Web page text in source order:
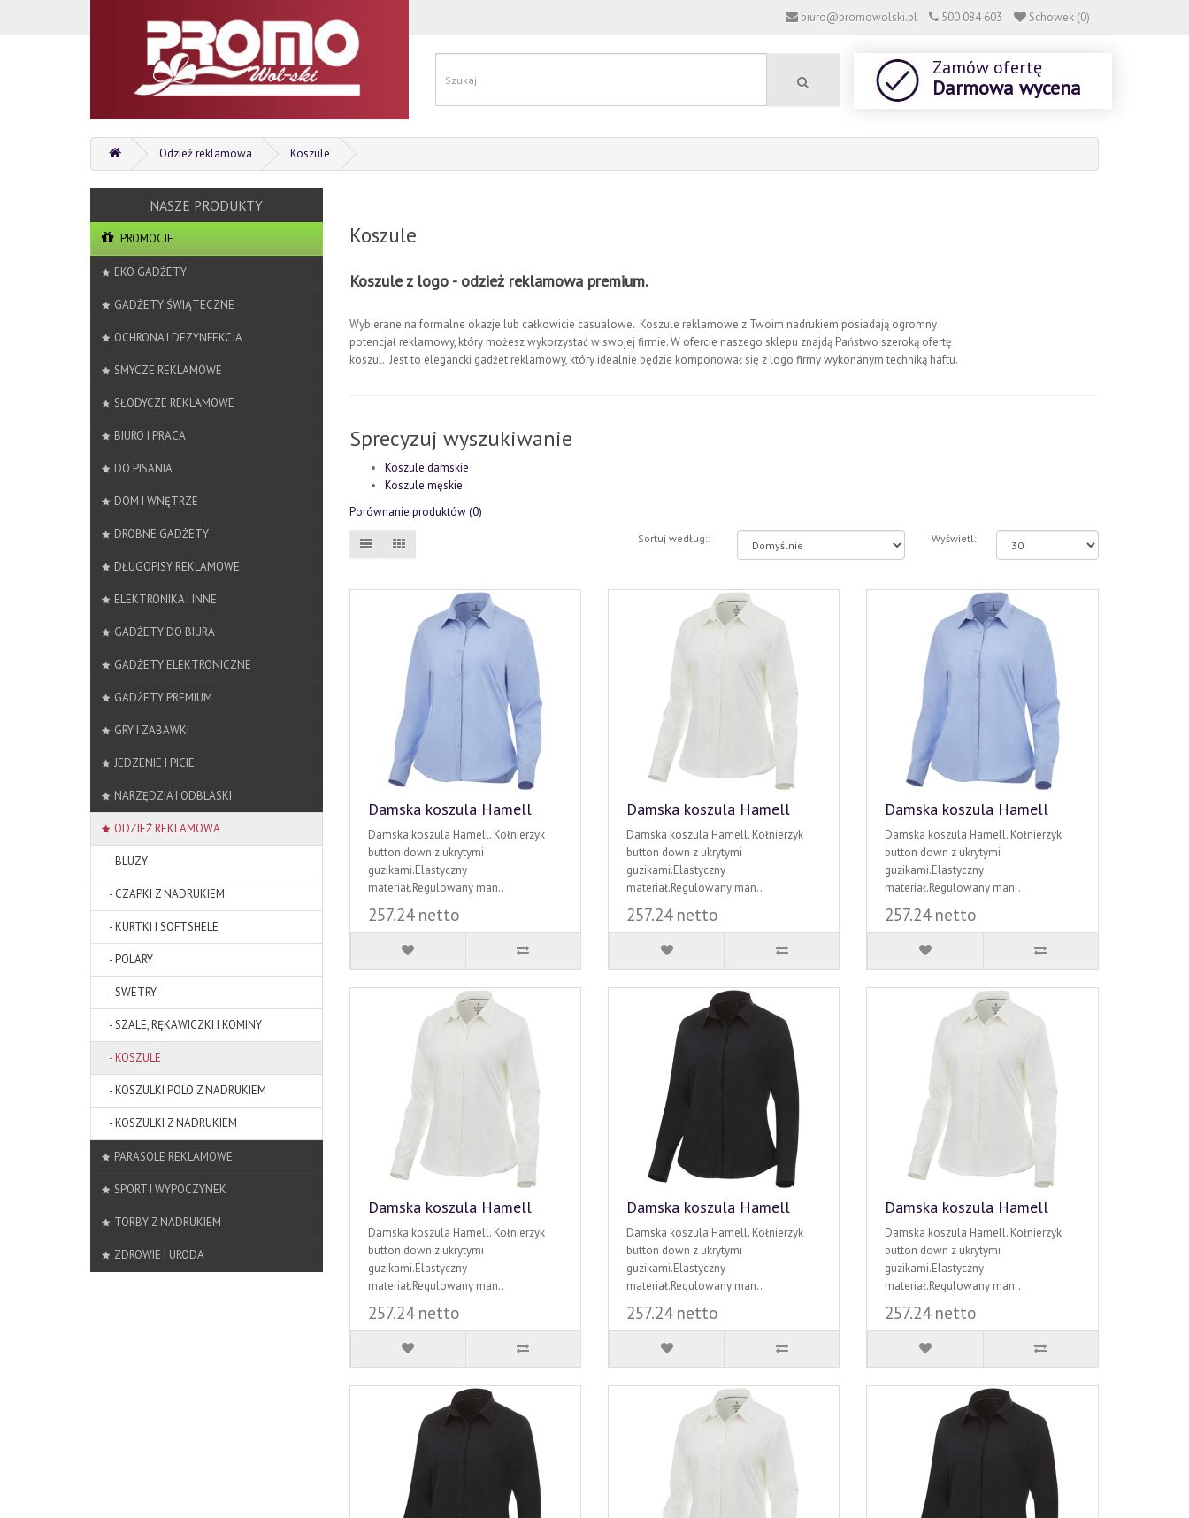
biuro@promowolski.pl 500 084 603 Schowek (0)
Zamów ofertę
Darmowa wycena
Odzież reklamowa Koszule
PROMOCJE
EKO GADŻETY
GADŻETY ŚWIĄTECZNE
OCHRONA I DEZYNFEKCJA
SMYCZE REKLAMOWE
SŁODYCZE REKLAMOWE
BIURO I PRACA
DO PISANIA
DOM I WNĘTRZE
DROBNE GADŻETY
DŁUGOPISY REKLAMOWE
ELEKTRONIKA I INNE
GADŻETY DO BIURA
GADŻETY ELEKTRONICZNE
GADŻETY PREMIUM
GRY I ZABAWKI
JEDZENIE I PICIE
NARZĘDZIA I ODBLASKI
ODZIEŻ REKLAMOWA
- BLUZY
- CZAPKI Z NADRUKIEM
- KURTKI I SOFTSHELE
- POLARY
- SWETRY
- SZALE, RĘKAWICZKI I KOMINY
- KOSZULE
- KOSZULKI POLO Z NADRUKIEM
- KOSZULKI Z NADRUKIEM
PARASOLE REKLAMOWE
SPORT I WYPOCZYNEK
TORBY Z NADRUKIEM
ZDROWIE I URODA
Koszule
Koszule z logo - odzież reklamowa premium.
Wybierane na formalne okazje lub całkowicie casualowe. Koszule reklamowe z Twoim nadrukiem posiadają ogromny
potencjał reklamowy, który możesz wykorzystać w swojej firmie. W ofercie naszego sklepu znajdą Państwo szeroką ofertę
koszul. Jest to elegancki gadżet reklamowy, który idealnie będzie komponował się z logo firmy wykonanym techniką haftu.
Sprecyzuj wyszukiwanie
Koszule damskie
Koszule męskie
Porównanie produktów (0)
Sortuj według:: Wyświetl:
Damska koszula Hamell
Damska koszula Hamell. Kołnierzyk
button down z ukrytymi
guzikami.Elastyczny
materiał.Regulowany man..
257.24 netto
Damska koszula Hamell
Damska koszula Hamell. Kołnierzyk
button down z ukrytymi
guzikami.Elastyczny
materiał.Regulowany man..
257.24 netto
Damska koszula Hamell
Damska koszula Hamell. Kołnierzyk
button down z ukrytymi
guzikami.Elastyczny
materiał.Regulowany man..
257.24 netto
Damska koszula Hamell
Damska koszula Hamell. Kołnierzyk
button down z ukrytymi
guzikami.Elastyczny
materiał.Regulowany man..
257.24 netto
Damska koszula Hamell
Damska koszula Hamell. Kołnierzyk
button down z ukrytymi
guzikami.Elastyczny
materiał.Regulowany man..
257.24 netto
Damska koszula Hamell
Damska koszula Hamell. Kołnierzyk
button down z ukrytymi
guzikami.Elastyczny
materiał.Regulowany man..
257.24 netto